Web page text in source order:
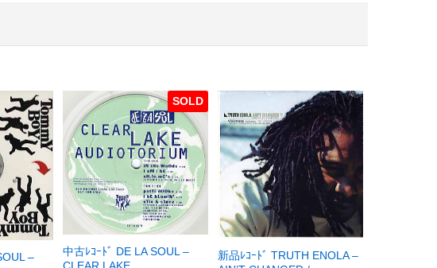
–
SOLD
中古ﾚｺｰﾄﾞ DE LA SOUL –
CLEAR LAKE
新品ﾚｺｰﾄﾞ TRUTH ENOLA –